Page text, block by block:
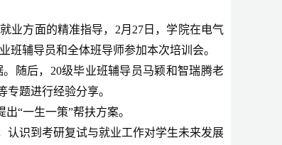
业方面的精准指导， 2月27日 ， 学院在电气
班辅导员和全体班导师参加本次培训会。
随后， 20级毕业班辅导员马颖和智瑞腾老
题进行经验分享。
“一生一策”帮扶方案。
认识到考研复试与就业工作对学生未来发展